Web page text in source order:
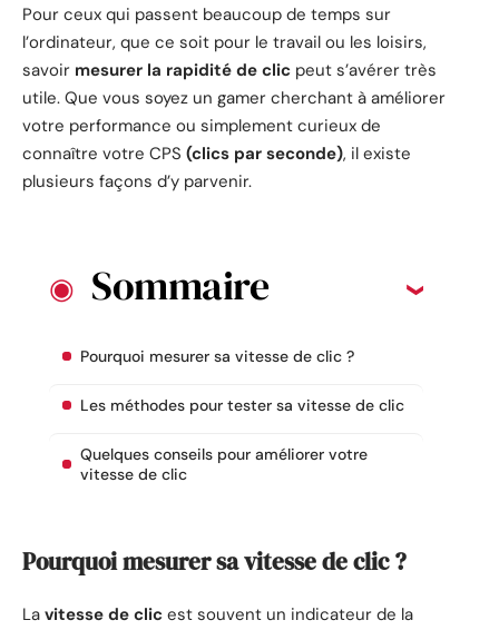
Pour ceux qui passent beaucoup de temps sur
l’ordinateur, que ce soit pour le travail ou les loisirs,
savoir mesurer la rapidité de clic peut s’avérer très
utile. Que vous soyez un gamer cherchant à améliorer
votre performance ou simplement curieux de
connaître votre CPS (clics par seconde), il existe
plusieurs façons d’y parvenir.
Sommaire
Pourquoi mesurer sa vitesse de clic ?
Les méthodes pour tester sa vitesse de clic
Quelques conseils pour améliorer votre
vitesse de clic
Pourquoi mesurer sa vitesse de clic ?
La vitesse de clic est souvent un indicateur de la